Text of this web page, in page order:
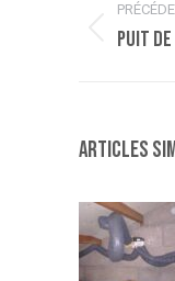
article
Article
Puit
Articles